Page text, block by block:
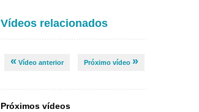
Vídeos relacionados
« Vídeo anterior Próximo vídeo »
Próximos vídeos